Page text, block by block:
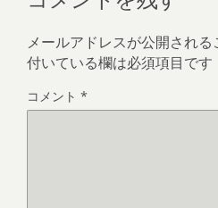
メールアドレスが公開される
付いている欄は必須項目です
コメント *